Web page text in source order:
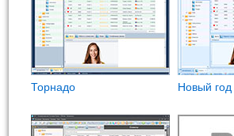
Торнадо Новый год